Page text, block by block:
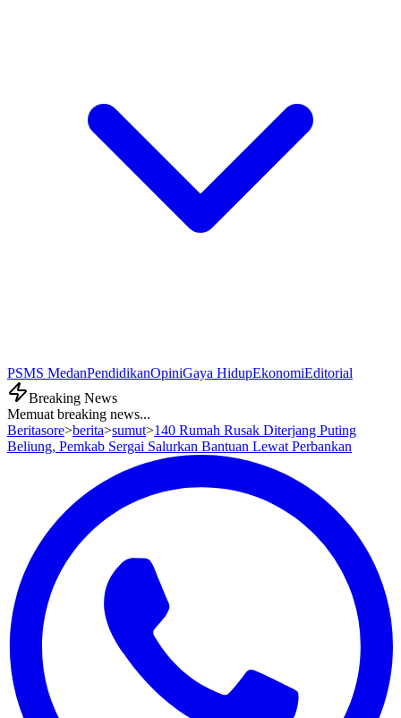
PSMS MedanPendidikanOpiniGaya HidupEkonomiEditorial
Breaking News
Memuat breaking news...
Beritasore>berita>sumut>140 Rumah Rusak Diterjang Puting
Beliung, Pemkab Sergai Salurkan Bantuan Lewat Perbankan